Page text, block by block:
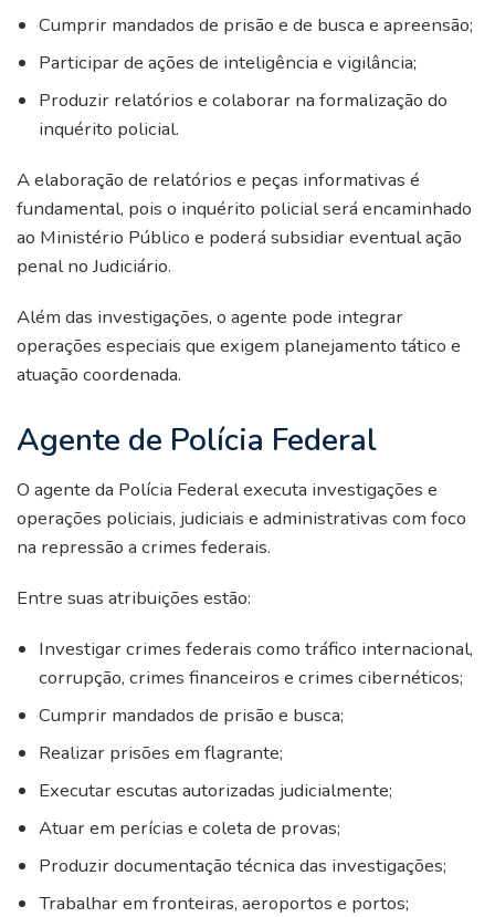
Cumprir mandados de prisão e de busca e apreensão;
Participar de ações de inteligência e vigilância;
Produzir relatórios e colaborar na formalização do
inquérito policial.
A elaboração de relatórios e peças informativas é
fundamental, pois o inquérito policial será encaminhado
ao Ministério Público e poderá subsidiar eventual ação
penal no Judiciário.
Além das investigações, o agente pode integrar
operações especiais que exigem planejamento tático e
atuação coordenada.
Agente de Polícia Federal
O agente da Polícia Federal executa investigações e
operações policiais, judiciais e administrativas com foco
na repressão a crimes federais.
Entre suas atribuições estão:
Investigar crimes federais como tráfico internacional,
corrupção, crimes financeiros e crimes cibernéticos;
Cumprir mandados de prisão e busca;
Realizar prisões em flagrante;
Executar escutas autorizadas judicialmente;
Atuar em perícias e coleta de provas;
Produzir documentação técnica das investigações;
Trabalhar em fronteiras, aeroportos e portos;